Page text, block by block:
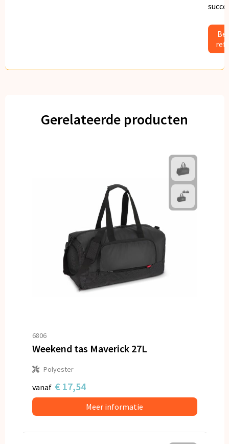
Gerelateerde producten
6806
Weekend tas Maverick 27L
Polyester
vanaf € 17,54
Meer informatie